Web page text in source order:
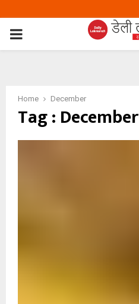
PRIMARY
Home December
Tag : December